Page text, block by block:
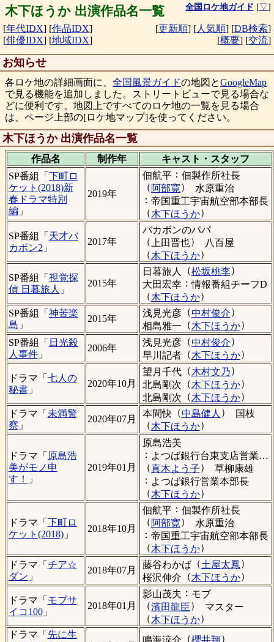
木下ほうか 出演作品名一覧 全国ロケ地ガイド [▽]
[年代IDX] [作品IDX]
[俳優IDX] [地域IDX]
[更新順] [人気順] [DB検索]
[概要] [交流]
お知らせ
各ロケ地の詳細画面に、 全国風景ガイドの地図とGoogleMap
で見る機能を追加しました。ストリートビューで見る場合な
どに便利です。地図上ですべてのロケ地の一覧を見る場合
は、ページ上部の[ロケ地マップ]を使ってください。
木下ほうか 出演作品名一覧
作品名 制作年 キャスト・ スタッフ
SP番組「 下町ロ
ケット(2018)新
春ドラマ特別
編」
2019年
佃航平： 佃製作所社長
（ 阿部寛）
水原重治
： 帝国重工宇宙航空部本部長
（木下ほうか）
SP番組「 天才バ
カボン2 」
2017年
バカボンのパパ
（ 上田晋也）
八百屋
（木下ほうか）
SP番組「 視覚探
偵 日暮旅人 」
2015年
日暮旅人 （松坂桃李）
大田宏幸： 情報番組チーフD
（木下ほうか）
SP番組「 神苦楽
島 」
2015年
浅見光彦（中村俊介）
相島雅一 （木下ほうか）
SP番組「 日光殺
人事件」
2006年
浅見光彦（中村俊介）
早川記者（木下ほうか）
ドラマ「 七人の
秘書」
2020年10月
望月千代 （木村文乃）
北島剛次 （木下ほうか）
北島剛次 （木下ほうか）
ドラマ「 未満警
察 」
2020年07月
本間快（中島健人 ）
国枝
（木下ほうか）
ドラマ「 原島浩
美がモノ申
す！
」
2019年01月
原島浩美
：
よつば銀行台東支店営業課長
（真木よう子）
草柳康雄
： よつば銀行営業本部長
（木下ほうか）
ドラマ「 下町ロ
ケット(2018)」
2018年10月
佃航平： 佃製作所社長
（ 阿部寛）
水原重治
： 帝国重工宇宙航空部本部長
（木下ほうか）
ドラマ「 チア☆
ダン 」
2018年07月
藤谷わかば（土屋太鳳）
桜沢伸介 （木下ほうか）
ドラマ「 モブサ
イコ100」
2018年01月
影山茂夫 ： モブ
（濱田龍臣）
マスター
（木下ほうか）
ドラマ「 先に生
（
）